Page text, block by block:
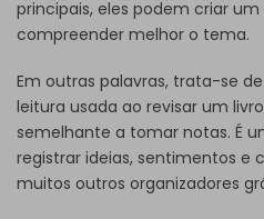
principais, eles podem criar
compreender melhor o tema.
Em outras palavras, trata-se
leitura usada ao revisar um
semelhante a tomar notas. É
registrar ideias, sentimentos e
muitos outros organizadores